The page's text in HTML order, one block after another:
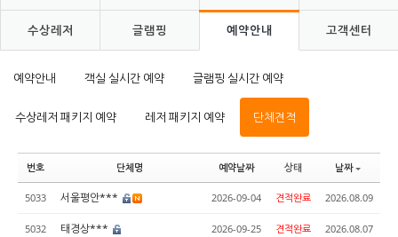
수상레저 글램핑 예약안내 고객센터
예약안내 객실 실시간 예약 글램핑 실시간 예약
수상레저 패키지 예약 레저 패키지 예약 단체견적
번호 단체명 예약날짜 상태 날짜
5033 서울평안*** 2026-09-04 견적완료 2026.08.09
5032 태경상*** 2026-09-25 견적완료 2026.08.07